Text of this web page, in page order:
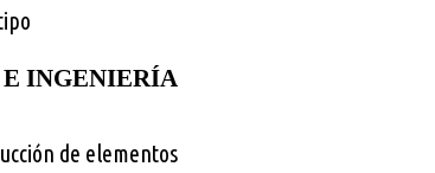
INGENIERÍA
de elementos